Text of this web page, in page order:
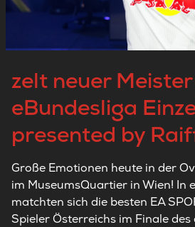
zelt neuer
eBundesliga
presented by
Große Emotionen heute in der
im MuseumsQuartier in Wien! In
matchten sich die besten EA
Spieler Österreichs im Finale des